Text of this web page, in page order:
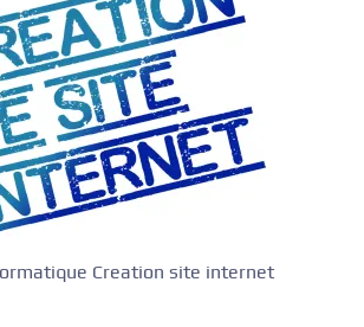
Creation site internet